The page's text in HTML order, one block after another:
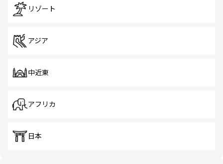
リゾート
アジア
中近東
アフリカ
日本